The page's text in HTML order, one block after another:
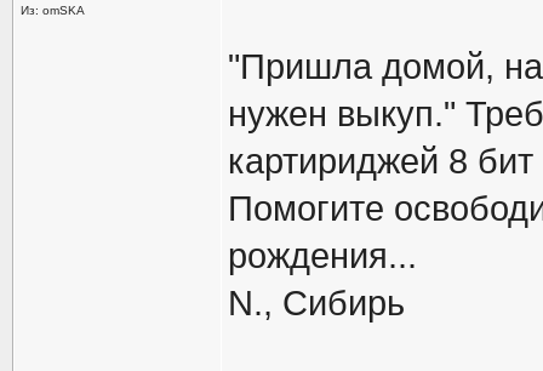
Из: omSKA
"Пришла домой, на
нужен выкуп."
картириджей 8
Помогите
рождения...
N., Сибирь